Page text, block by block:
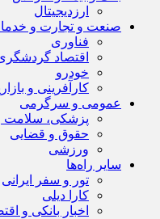
ارزدیجیتال
صنعت و تجارت و
فناوری
اقتصاد
خودرو
کارآفرینی و
عمومی و سرگرمی
پزشکی، سلامت
حقوق و قضایی
ورزشی
سایر راه‌ها
تور و سفر ایرانی
کارا دیلی
اخبار بانکی و